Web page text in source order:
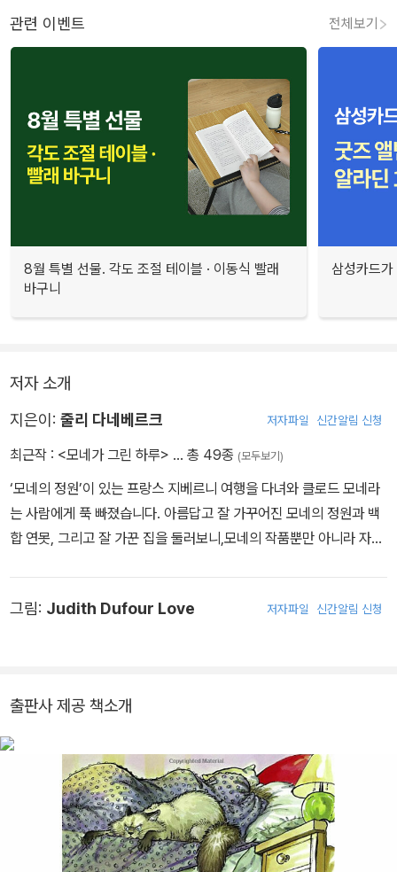
관련 이벤트 전체보기
8월 특별 선물. 각도 조절 테이블 · 이동식 빨래
바구니
삼성카드
저자 소개
지은이: 줄리 다네베르크 저자파일 신간알림 신청
최근작 : <모네가 그린 하루> … 총 49종 (모두보기)
‘모네의 정원’이 있는 프랑스 지베르니 여행을 다녀와 클로드 모네라
는 사람에게 푹 빠졌습니다. 아름답고 잘 가꾸어진 모네의 정원과 백
합 연못, 그리고 잘 가꾼 집을 둘러보니,모네의 작품뿐만 아니라 자연
됐습니다. 글쓴이 줄리 다네베르크는 미국 콜로라도 덴버에 사는 중
그림: Judith Dufour Love 저자파일 신간알림 신청
출판사 제공 책소개